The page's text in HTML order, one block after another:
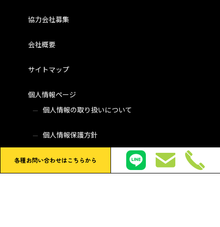
各種お問い合わせはこちらから
協力会社募集
会社概要
サイトマップ
個人情報ページ
個人情報の取り扱いについて
個人情報保護方針